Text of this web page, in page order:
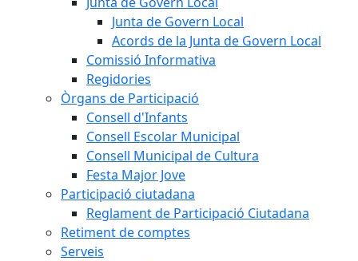
Junta de Govern Local
Acords de la Junta de Govern Local
Comissió Informativa
Regidories
Òrgans de Participació
Consell d'Infants
Consell Escolar Municipal
Consell Municipal de Cultura
Festa Major Jove
Participació ciutadana
Reglament de Participació Ciutadana
Retiment de comptes
Serveis